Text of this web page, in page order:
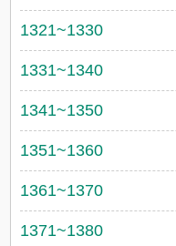
1321~1330
1331~1340
1341~1350
1351~1360
1361~1370
1371~1380